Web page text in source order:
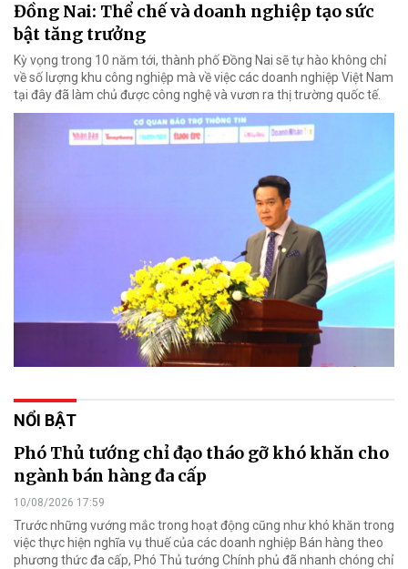
Đồng Nai: Thể chế và doanh nghiệp tạo sức
bật tăng trưởng
Kỳ vọng trong 10 năm tới, thành phố Đồng Nai sẽ tự hào không chỉ
về số lượng khu công nghiệp mà về việc các doanh nghiệp Việt Nam
tại đây đã làm chủ được công nghệ và vươn ra thị trường quốc tế.
NỔI BẬT
Phó Thủ tướng chỉ đạo tháo gỡ khó khăn cho
ngành bán hàng đa cấp
10/08/2026 17:59
Trước những vướng mắc trong hoạt động cũng như khó khăn trong
việc thực hiện nghĩa vụ thuế của các doanh nghiệp Bán hàng theo
phương thức đa cấp, Phó Thủ tướng Chính phủ đã nhanh chóng chỉ